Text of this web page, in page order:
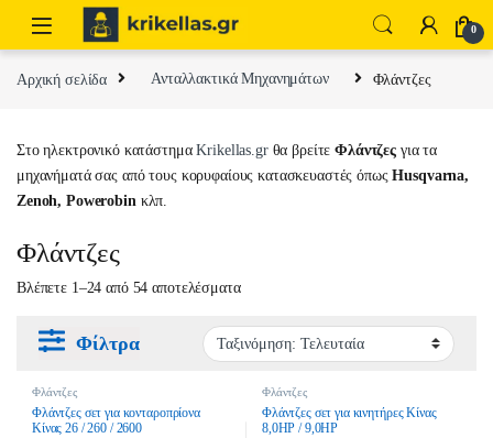
Skip to navigation
Skip to content
0
Αρχική σελίδα Ανταλλακτικά Μηχανημάτων Φλάντζες
Στο ηλεκτρονικό κατάστημαKrikellas.grθα βρείτεΦλάντζες για τα
μηχανήματά σας από τους κορυφαίους κατασκευαστές όπωςHusqvarna,
Zenoh, Powerobin κλπ.
Φλάντζες
Βλέπετε 1–24 από 54 αποτελέσματαSorted by latest
Φίλτρα
Φλάντζες
Φλάντζες σετ για κονταροπρίονα
Κίνας 26 / 260 / 2600
Φλάντζες
Φλάντζες σετ για κινητήρες Κίνας
8,0HP / 9,0HP